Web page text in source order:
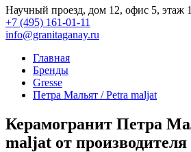
Научный проезд, дом 12, офис 5, этаж 1
+7 (495) 161-01-11
info@granitaganay.ru
Главная
Бренды
Gresse
Петра Мальят / Petra maljat
Керамогранит Петра
maljat от